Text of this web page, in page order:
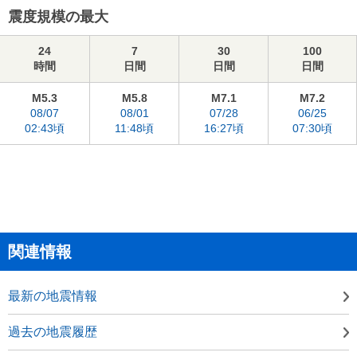
震度規模の最大
24
時間
7
日間
30
日間
100
日間
M5.3
08/07
02:43頃
M5.8
08/01
11:48頃
M7.1
07/28
16:27頃
M7.2
06/25
07:30頃
関連情報
最新の地震情報
過去の地震履歴